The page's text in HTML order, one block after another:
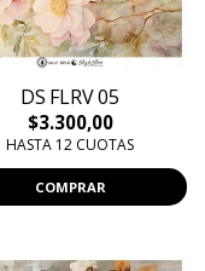
DS FLRV 05
$3.300,00
HASTA 12 CUOTAS
COMPRAR